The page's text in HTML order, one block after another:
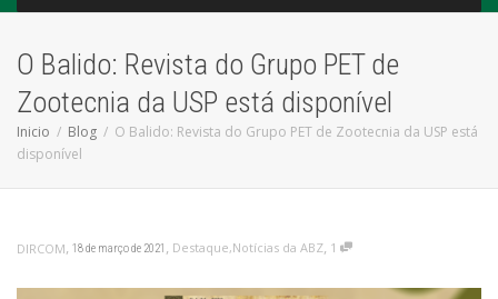
O Balido: Revista do Grupo PET de
Zootecnia da USP está disponível
Inicio Blog
O Balido: Revista do Grupo PET de Zootecnia da USP está
disponível
DIRCOM, 18 de março de 2021 , Destaque,Notícias da ABZ, 1